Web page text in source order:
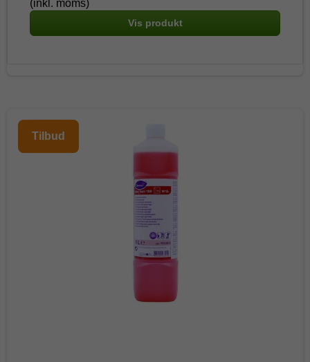
(inkl. moms)
Vis produkt
Tilbud